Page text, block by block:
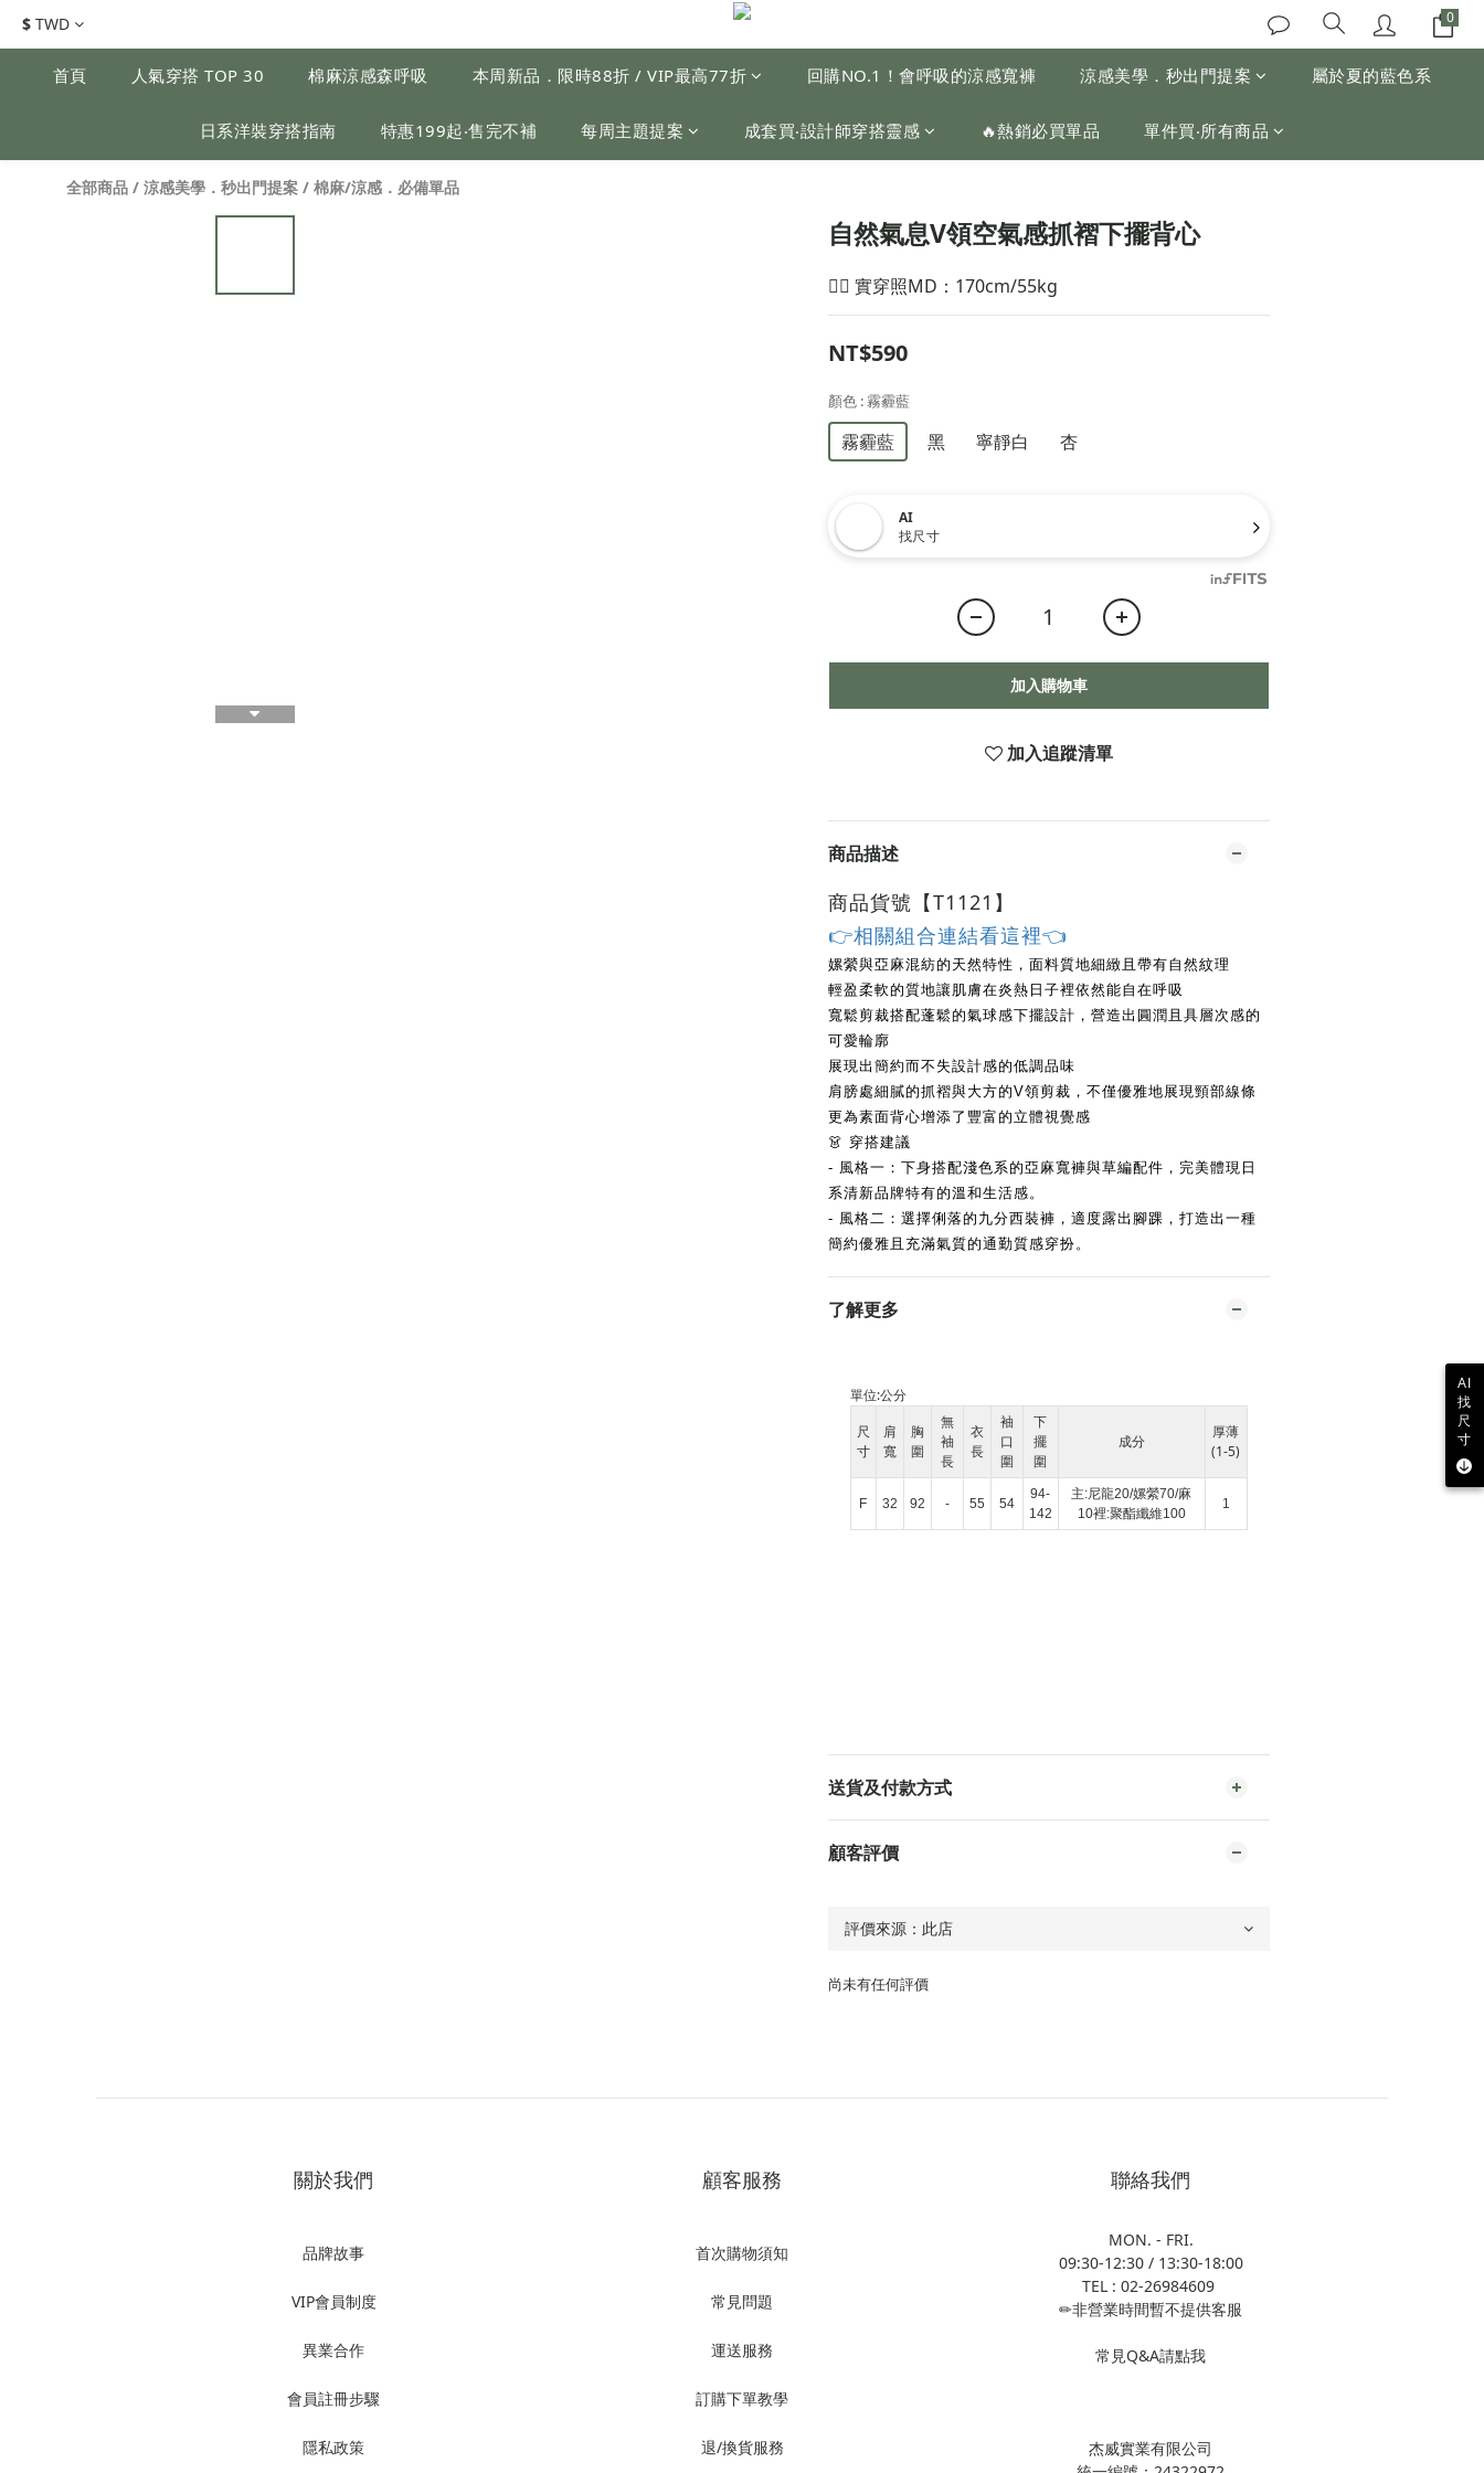
$ TWD
首頁 人氣穿搭 TOP 30 棉麻涼感森呼吸 本周新品．限時88折 / VIP最高77折 回購NO.1！會呼吸的涼感寬褲 涼感美學．秒出門提案 屬於夏的藍色系
日系洋裝穿搭指南 特惠199起‧售完不補 每周主題提案 成套買‧設計師穿搭靈感 🔥熱銷必買單品 單件買‧所有商品
全部商品 / 涼感美學．秒出門提案 / 棉麻/涼感．必備單品
自然氣息V領空氣感抓褶下擺背心
🙋‍♀️ 實穿照MD：170cm/55kg
NT$590
顏色 : 霧霾藍
霧霾藍 黑 寧靜白 杏
AI
找尺寸
加入購物車
加入追蹤清單
商品描述
商品貨號【T1121 】
👉相關組合連結看這裡👈
嫘縈與亞麻混紡的天然特性，面料質地細緻且帶有自然紋理
輕盈柔軟的質地讓肌膚在炎熱日子裡依然能自在呼吸
寬鬆剪裁搭配蓬鬆的氣球感下擺設計，營造出圓潤且具層次感的
可愛輪廓
展現出簡約而不失設計感的低調品味
肩膀處細膩的抓褶與大方的V領剪裁，不僅優雅地展現頸部線條
更為素面背心增添了豐富的立體視覺感
👗 穿搭建議
- 風格一：下身搭配淺色系的亞麻寬褲與草編配件，完美體現日
系清新品牌特有的溫和生活感。
- 風格二：選擇俐落的九分西裝褲，適度露出腳踝，打造出一種
簡約優雅且充滿氣質的通勤質感穿扮。
了解更多
單位:公分
尺
寸
肩
寬
胸
圍
無
袖
長
衣
長
袖
口
圍
下
擺
圍
成分
厚薄
(1-5)
F 32 92 - 55 54
94-
142
主:尼龍20/嫘縈70/麻
10裡:聚酯纖維100
1
送貨及付款方式
顧客評價
尚未有任何評價
關於我們
品牌故事
VIP會員制度
異業合作
會員註冊步驟
隱私政策
顧客服務
首次購物須知
常見問題
運送服務
訂購下單教學
退/換貨服務
聯絡我們
MON. - FRI.
09:30-12:30 / 13:30-18:00
TEL : 02-26984609
✏非營業時間暫不提供客服
常見Q&A請點我
杰威實業有限公司
AI
找
尺
寸